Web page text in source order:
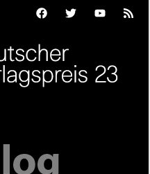
FacebookTwitterYoutubeFeed